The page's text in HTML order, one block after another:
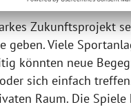
Zukunftsprojekt
Viele
könnten neue
sich einfach
Raum. Die